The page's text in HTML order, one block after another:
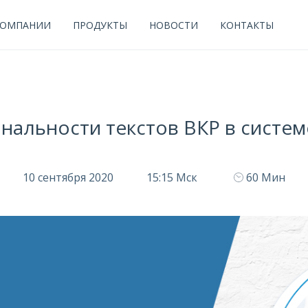
ПРОДУКТЫ НОВОСТИ КОНТАКТЫ
текстов ВКР в
10 сентября 2020 15:15 Мск 60 Мин